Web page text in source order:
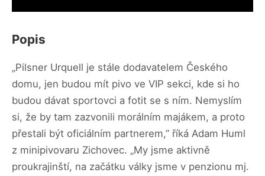
Popis
„Pilsner Urquell je stále dodavatelem Českého
domu, jen budou mít pivo ve VIP sekci, kde si ho
budou dávat sportovci a fotit se s ním. Nemyslím
si, že by tam zazvonili morálním majákem, a proto
přestali být oficiálním partnerem,” říká Adam Huml
z minipivovaru Zichovec. „My jsme aktivně
proukrajinští, na začátku války jsme v penzionu mj.